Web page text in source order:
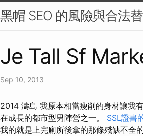
黑帽 SEO 的風險與合法
Je Tall Sf
Sep 10, 2013
2014 濤島 我原本相當瘦削的身材讓我
在成長的都市型男陣營之一。 SSL證書
我的就是上完廁所後拿的那條殘缺不全